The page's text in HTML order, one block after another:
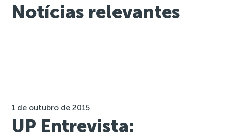
Notícias relevantes
1 de outubro de 2015
UP Entrevista: